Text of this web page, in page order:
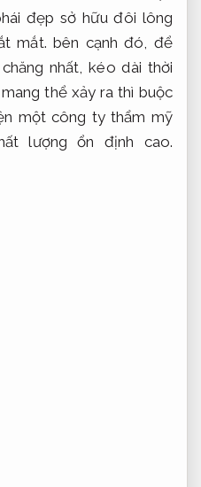
đẹp sở hữu đôi lông
mắt. bên cạnh đó, để
nhất, kéo dài thời
thể xảy ra thì buộc
một công ty thẩm mỹ
lượng ổn định cao.